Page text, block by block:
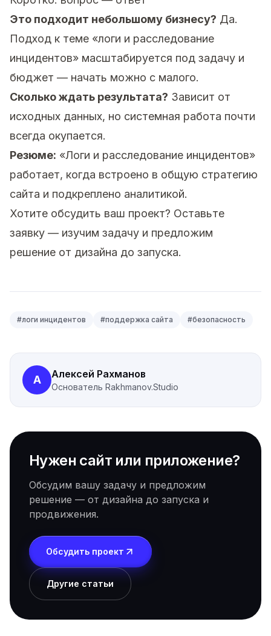
Это подходит небольшому бизнесу? Да.
Подход к теме «логи и расследование
инцидентов» масштабируется под задачу и
бюджет — начать можно с малого.
Сколько ждать результата? Зависит от
исходных данных, но системная работа почти
всегда окупается.
Резюме: «Логи и расследование инцидентов»
работает, когда встроено в общую стратегию
сайта и подкреплено аналитикой.
Хотите обсудить ваш проект? Оставьте
заявку — изучим задачу и предложим
решение от дизайна до запуска.
#логи инцидентов #поддержка сайта #безопасность
А Алексей Рахманов
Основатель Rakhmanov.Studio
Нужен сайт или приложение?
Обсудим вашу задачу и предложим
решение — от дизайна до запуска и
продвижения.
Обсудить проект
Другие статьи